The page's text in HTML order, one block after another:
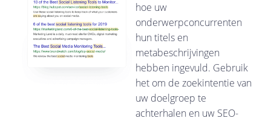
hoe uw
onderwerpconcurrenten
hun titels en
metabeschrijvingen
hebben ingevuld. Gebruik
het om de zoekintentie van
uw doelgroep te
achterhalen en uw SEO-